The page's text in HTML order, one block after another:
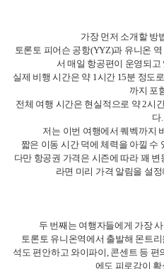
가장 먼저 소개할 방
토론토 피어슨 공항(YYZ)과 유니온
서 매일 항공편이 운영되
실제 비행 시간은 약 1시간 15분 정도
까지 포
전체 여행 시간은 현실적으로 약 2시
다.
저는 이번 여행에서 퀘벡까지
짧은 이동 시간 덕에 체력을 아낄 수
다만 항공권 가격은 시즌에 따라 꽤
라면 미리 가격 알림을 설